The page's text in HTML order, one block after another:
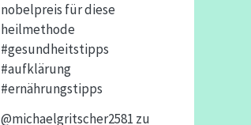
nobelpreis für diese
heilmethode
#gesundheitstipps
#aufklärung
#ernährungstipps
@michaelgritscher2581 zu